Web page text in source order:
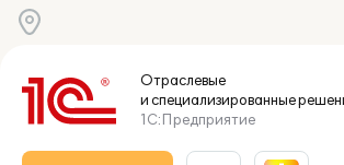
Отраслевые
и специализированные
1С:Предприятие